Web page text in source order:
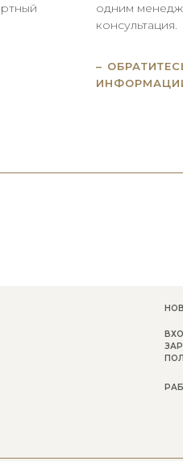
одним
консультация.